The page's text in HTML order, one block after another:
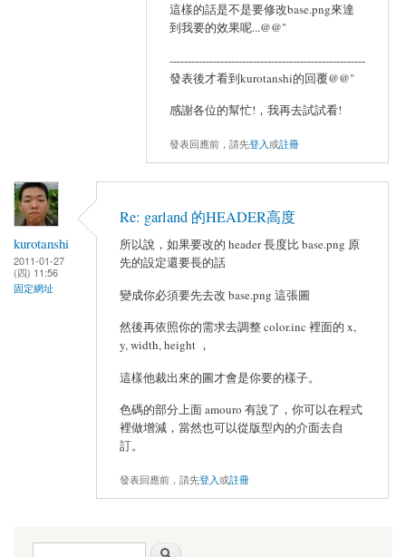
這樣的話是不是要修改base.png來達
到我要的效果呢...@@"
------------------------------------------------------
發表後才看到kurotanshi的回覆@@"
感謝各位的幫忙!，我再去試試看!
發表回應前，請先登入或註冊
kurotanshi
2011-01-27
(四) 11:56
固定網址
Re: garland 的HEADER高度
所以說，如果要改的 header 長度比 base.png 原
先的設定還要長的話
變成你必須要先去改 base.png 這張圖
然後再依照你的需求去調整 color.inc 裡面的 x,
y, width, height ，
這樣他裁出來的圖才會是你要的樣子。
色碼的部分上面 amouro 有說了，你可以在程式
裡做增減，當然也可以從版型內的介面去自
訂。
發表回應前，請先登入或註冊
搜尋表單